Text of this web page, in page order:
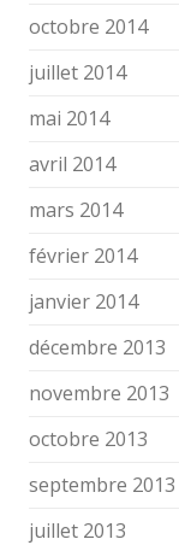
octobre 2014
juillet 2014
mai 2014
avril 2014
mars 2014
février 2014
janvier 2014
décembre 2013
novembre 2013
octobre 2013
septembre 2013
juillet 2013